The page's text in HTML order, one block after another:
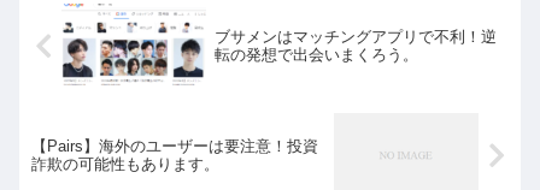
ブサメンはマッチングアプリで不利！逆
転の発想で出会いまくろう。
【Pairs】海外のユーザーは要注意！投資
詐欺の可能性もあります。